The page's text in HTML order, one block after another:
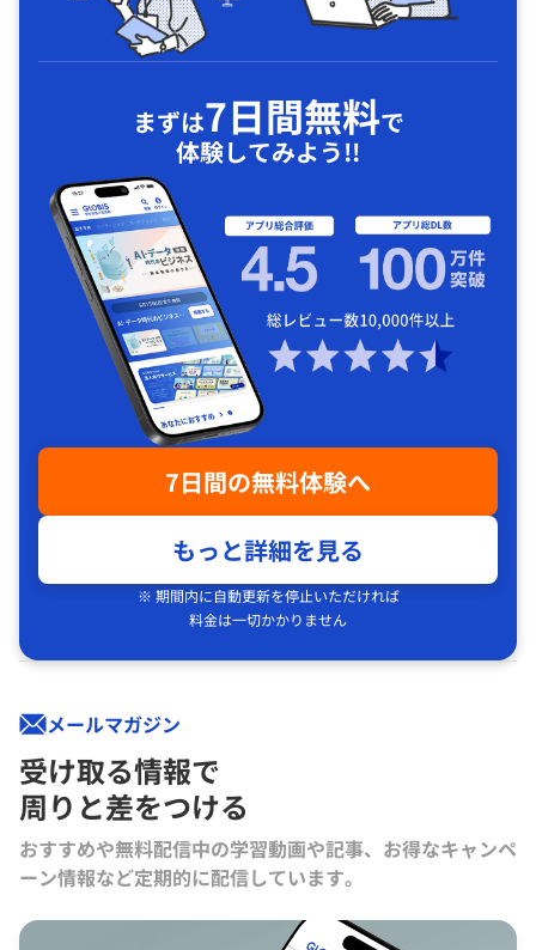
まずは7日間無料で
体験してみよう!!
7日間の無料体験へ
もっと詳細を見る
※ 期間内に自動更新を停止いただければ
料金は一切かかりません
メールマガジン
受け取る情報で
周りと差をつける
おすすめや無料配信中の学習動画や記事、お得なキャンペ
ーン情報など定期的に配信しています。